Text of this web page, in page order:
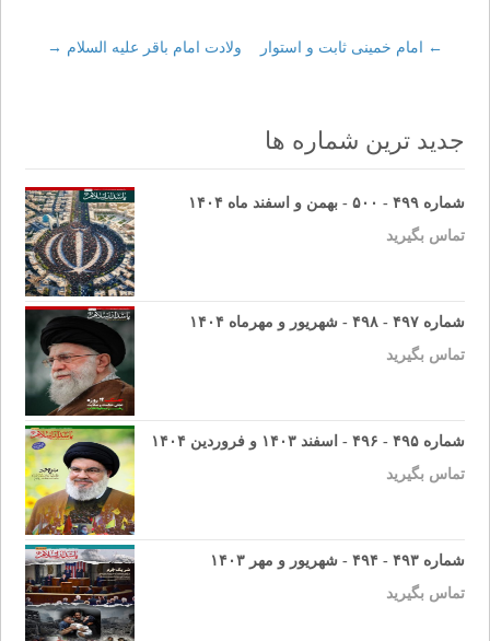
Post
navigation
← امام خمینی ثابت و استوار ولادت امام باقر علیه السلام →
جدید ترین شماره ها
شماره ۴۹۹ - ۵۰۰ - بهمن و اسفند ماه ۱۴۰۴
تماس بگیرید
شماره ۴۹۷ - ۴۹۸ - شهریور و مهرماه ۱۴۰۴
تماس بگیرید
شماره ۴۹۵ - ۴۹۶ - اسفند ۱۴۰۳ و فروردین ۱۴۰۴
تماس بگیرید
شماره ۴۹۳ - ۴۹۴ - شهریور و مهر ۱۴۰۳
تماس بگیرید